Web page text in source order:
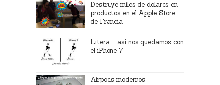
Destruye miles de dolares en
productos en el Apple Store
de Francia
Literal…así nos quedamos con
el iPhone 7
Airpods modernos